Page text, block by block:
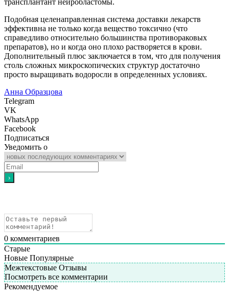
Подобная целенаправленная система доставки лекарств
эффективна не только когда вещество токсично (что
справедливо относительно большинства противораковых
препаратов), но и когда оно плохо растворяется в крови.
Дополнительный плюс заключается в том, что для получения
столь сложных микроскопических структур достаточно
просто выращивать водоросли в определенных условиях.
Анна Образцова
Telegram
VK
WhatsApp
Facebook
Подписаться
Уведомить о
0 комментариев
Старые
Новые Популярные
Межтекстовые Отзывы
Посмотреть все комментарии
Рекомендуемое